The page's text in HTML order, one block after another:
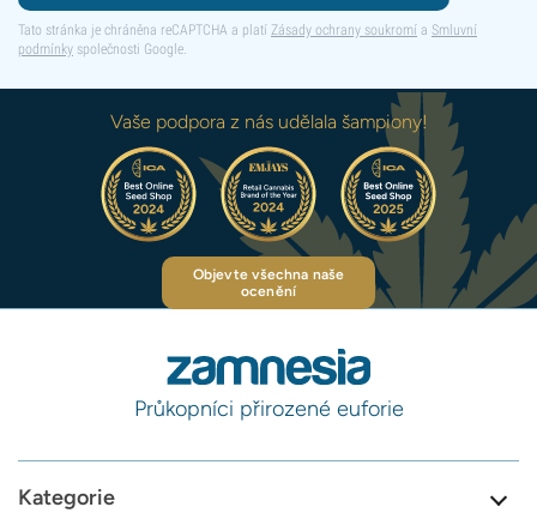
Tato stránka je chráněna reCAPTCHA a platí Zásady ochrany soukromí a Smluvní
podmínky společnosti Google.
Vaše podpora z nás udělala šampiony!
Objevte všechna naše
ocenění
Průkopníci přirozené euforie
Kategorie